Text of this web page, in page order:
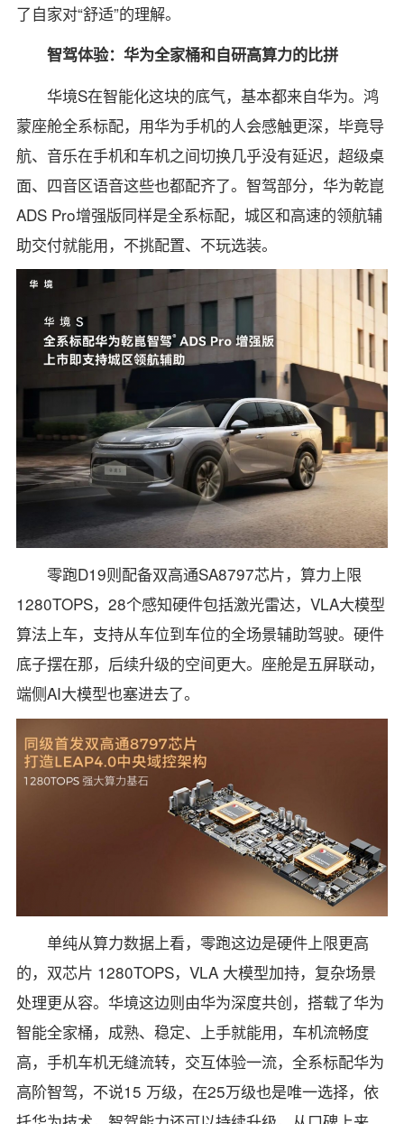
了自家对“舒适”的理解。
智驾体验：华为全家桶和自研高算力的比拼
华境S在智能化这块的底气，基本都来自华为。鸿
蒙座舱全系标配，用华为手机的人会感触更深，毕竟导
航、音乐在手机和车机之间切换几乎没有延迟，超级桌
面、四音区语音这些也都配齐了。智驾部分，华为乾崑
ADS Pro增强版同样是全系标配，城区和高速的领航辅
助交付就能用，不挑配置、不玩选装。
零跑D19则配备双高通SA8797芯片，算力上限
1280TOPS，28个感知硬件包括激光雷达，VLA大模型
算法上车，支持从车位到车位的全场景辅助驾驶。硬件
底子摆在那，后续升级的空间更大。座舱是五屏联动，
端侧AI大模型也塞进去了。
单纯从算力数据上看，零跑这边是硬件上限更高
的，双芯片 1280TOPS，VLA 大模型加持，复杂场景
处理更从容。华境这边则由华为深度共创，搭载了华为
智能全家桶，成熟、稳定、上手就能用，车机流畅度
高，手机车机无缝流转，交互体验一流，全系标配华为
高阶智驾，不说15 万级，在25万级也是唯一选择，依